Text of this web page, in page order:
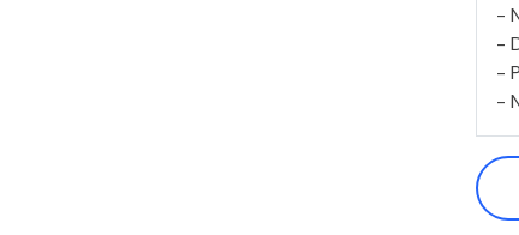
-
-
-
-